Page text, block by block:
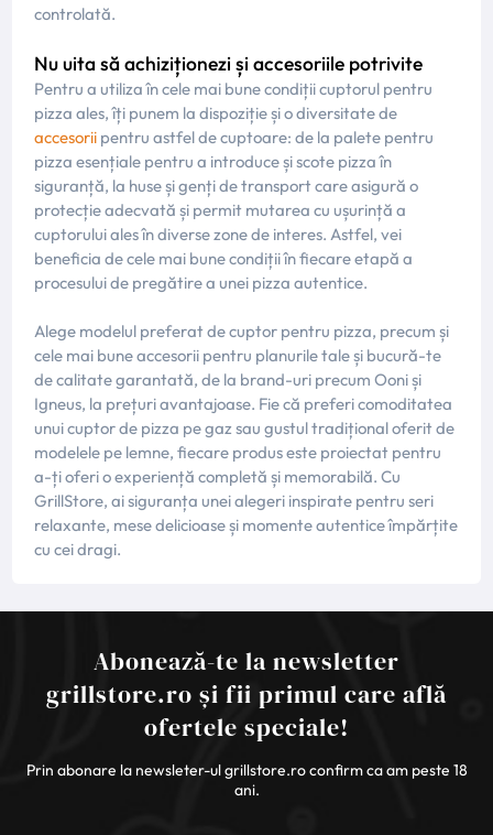
controlată.
Nu uita să achiziționezi și accesoriile potrivite
Pentru a utiliza în cele mai bune condiții cuptorul pentru
pizza ales, îți punem la dispoziție și o diversitate de
accesorii pentru astfel de cuptoare: de la palete pentru
pizza esențiale pentru a introduce și scote pizza în
siguranță, la huse și genți de transport care asigură o
protecție adecvată și permit mutarea cu ușurință a
cuptorului ales în diverse zone de interes. Astfel, vei
beneficia de cele mai bune condiții în fiecare etapă a
procesului de pregătire a unei pizza autentice.
Alege modelul preferat de cuptor pentru pizza, precum și
cele mai bune accesorii pentru planurile tale și bucură-te
de calitate garantată, de la brand-uri precum Ooni și
Igneus, la prețuri avantajoase. Fie că preferi comoditatea
unui cuptor de pizza pe gaz sau gustul tradițional oferit de
modelele pe lemne, fiecare produs este proiectat pentru
a-ți oferi o experiență completă și memorabilă. Cu
GrillStore, ai siguranța unei alegeri inspirate pentru seri
relaxante, mese delicioase și momente autentice împărțite
cu cei dragi.
Abonează-te la newsletter
grillstore.ro și fii primul care află
ofertele speciale!
Prin abonare la newsleter-ul grillstore.ro confirm ca am peste 18
ani.